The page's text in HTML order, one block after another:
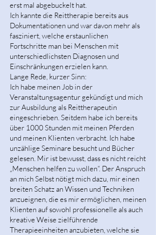
erst mal abgebuckelt hat.
Ich kannte die Reittherapie bereits aus
Dokumentationen und war davon mehr als
fasziniert, welche erstaunlichen
Fortschritte man bei Menschen mit
unterschiedlichsten Diagnosen und
Einschränkungen erzielen kann.
Lange Rede, kurzer Sinn:
Ich habe meinen Job in der
Veranstaltungsagentur gekündigt und mich
zur Ausbildung als Reittherapeutin
eingeschrieben. Seitdem habe ich bereits
über 1000 Stunden mit meinen Pferden
und meinen Klienten verbracht. Ich habe
unzählige Seminare besucht und Bücher
gelesen. Mir ist bewusst, dass es nicht reicht
„Menschen helfen zu wollen“. Der Anspruch
an mich Selbst nötigt mich dazu, mir einen
breiten Schatz an Wissen und Techniken
anzueignen, die es mir ermöglichen, meinen
Klienten auf sowohl professionelle als auch
kreative Weise zielführende
Therapieeinheiten anzubieten, welche sie